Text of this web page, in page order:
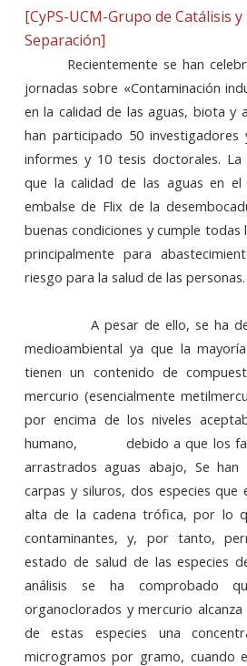
[CyPS-UCM-Grupo de Catálisis
Separación]
Recientemente se han
jornadas sobre «Contaminación
en la calidad de las aguas, biota y
han participado 50
informes y 10 tesis doctorales. La
que la calidad de las aguas en
embalse de Flix de la
buenas condiciones y cumple todas
principalmente para
riesgo para la salud de las personas.
A pesar de ello, se ha
medioambiental ya que la
tienen un contenido de
mercurio (esencialmente
por encima de los niveles
humano,
debido a que los
arrastrados aguas abajo, Se han
carpas y siluros, dos especies
alta de la cadena trófica, por lo
contaminantes, y, por tanto,
estado de salud de las especies
análisis se ha comprobado
organoclorados y mercurio
de estas especies una
microgramos por gramo, cuando